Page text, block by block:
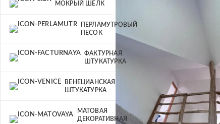
МОКРЫЙ ШЕЛК
ПЕРЛАМУТРОВЫЙ
ПЕСОК
ФАКТУРНАЯ
ШТУКАТУРКА
ВЕНЕЦИАНСКАЯ
ШТУКАТУРКА
МАТОВАЯ
ДЕКОРАТИВНАЯ